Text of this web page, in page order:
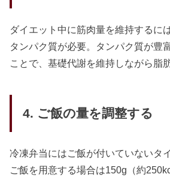
ダイエット中に筋肉量を維持するに
タンパク質が必要。タンパク質が豊
ことで、基礎代謝を維持しながら脂
4. ご飯の量を調整する
冷凍弁当にはご飯が付いていないタ
ご飯を用意する場合は150g（約